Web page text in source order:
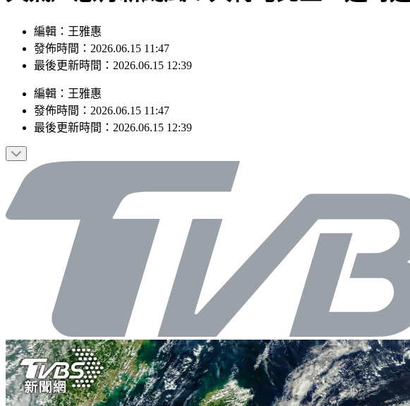
編輯：王雅惠
發佈時間：2026.06.15 11:47
最後更新時間：2026.06.15 12:39
編輯 ： 王雅惠
發佈時間： 2026.06.15 11:47
最後更新時間： 2026.06.15 12:39